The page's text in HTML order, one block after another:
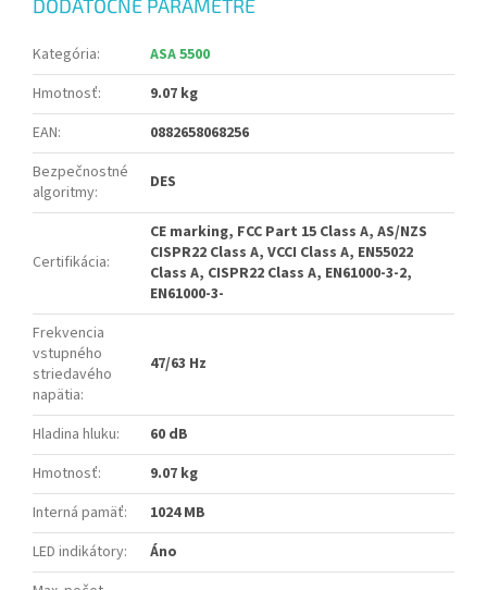
DODATOČNÉ PARAMETRE
Kategória:
ASA 5500
Hmotnosť:
9.07 kg
EAN:
0882658068256
Bezpečnostné
algoritmy: DES
Certifikácia:
CE marking, FCC Part 15 Class A, AS/NZS
CISPR22 Class A, VCCI Class A, EN55022
Class A, CISPR22 Class A, EN61000-3-2,
EN61000-3-
Frekvencia
vstupného
striedavého
napätia:
47/63 Hz
Hladina hluku:
60 dB
Hmotnosť:
9.07 kg
Interná pamäť:
1024 MB
LED indikátory:
Áno